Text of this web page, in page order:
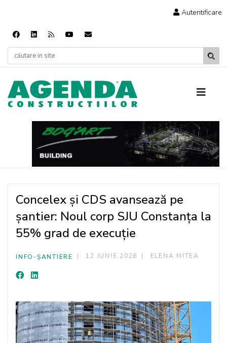
Autentificare
Concelex și CDS avansează pe
șantier: Noul corp SJU Constanța la
55% grad de execuție
INFO-ȘANTIERE 12 IUNIE 2026 ELENA MITEA